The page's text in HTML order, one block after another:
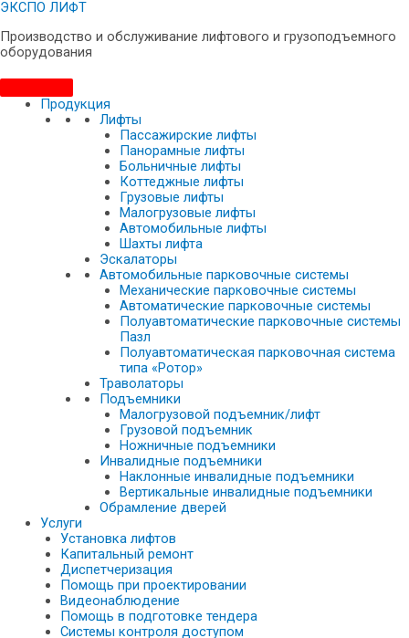
ЭКСПО ЛИФТ
Производство и обслуживание лифтового и грузоподъемного
оборудования
Продукция
Лифты
Пассажирские лифты
Панорамные лифты
Больничные лифты
Коттеджные лифты
Грузовые лифты
Малогрузовые лифты
Автомобильные лифты
Шахты лифта
Эскалаторы
Автомобильные парковочные системы
Механические парковочные системы
Автоматические парковочные системы
Полуавтоматические парковочные системы
Пазл
Полуавтоматическая парковочная система
типа «Ротор»
Траволаторы
Подъемники
Малогрузовой подъемник/лифт
Грузовой подъемник
Ножничные подъемники
Инвалидные подъемники
Наклонные инвалидные подъемники
Вертикальные инвалидные подъемники
Обрамление дверей
Услуги
Установка лифтов
Капитальный ремонт
Диспетчеризация
Помощь при проектировании
Видеонаблюдение
Помощь в подготовке тендера
Системы контроля доступом